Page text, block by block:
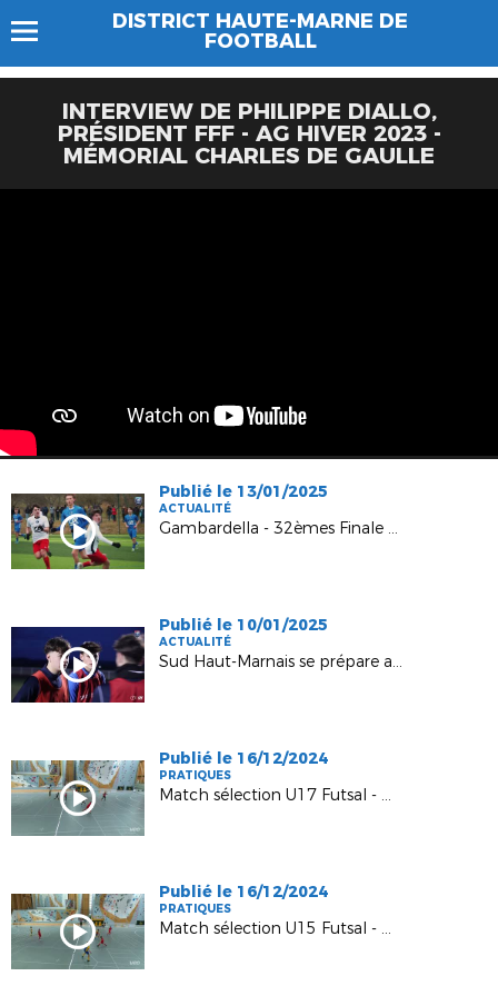
DISTRICT HAUTE-MARNE DE
FOOTBALL
INTERVIEW DE PHILIPPE DIALLO,
PRÉSIDENT FFF - AG HIVER 2023 -
MÉMORIAL CHARLES DE GAULLE
Publié le 13/01/2025
ACTUALITÉ
Gambardella - 32èmes Finale - Sud haut-marnais / Belfrot
Publié le 10/01/2025
ACTUALITÉ
Sud Haut-Marnais se prépare aux 32èmes de finale de la Gambardella !
Publié le 16/12/2024
PRATIQUES
Match sélection U17 Futsal - Haute-Marne vs Aube
Publié le 16/12/2024
PRATIQUES
Match sélection U15 Futsal - Haute-Marne vs Aube